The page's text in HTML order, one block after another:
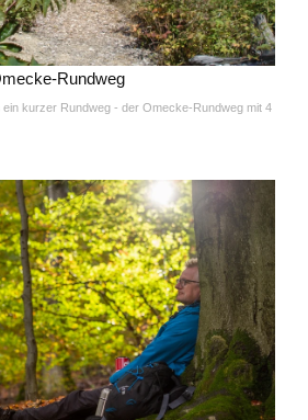
Rundweg
ein kurzer Rundweg - der Omecke-Rundweg mit 4